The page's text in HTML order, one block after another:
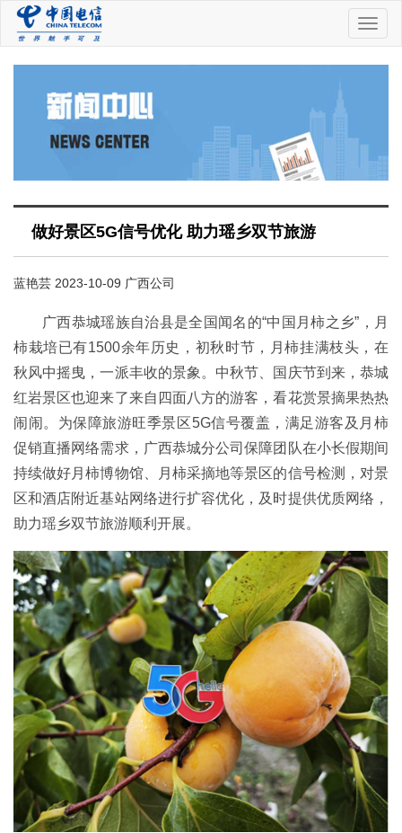
中
国
做好景区5G信号优化 助力瑶乡双节旅游
蓝艳芸 2023-10-09 广西公司
广西恭城瑶族自治县是全国闻名的“中国月柿之乡”，月
柿栽培已有1500余年历史，初秋时节，月柿挂满枝头，在
秋风中摇曳，一派丰收的景象。中秋节、国庆节到来，恭城
红岩景区也迎来了来自四面八方的游客，看花赏景摘果热热
闹闹。为保障旅游旺季景区5G信号覆盖，满足游客及月柿
促销直播网络需求，广西恭城分公司保障团队在小长假期间
持续做好月柿博物馆、月柿采摘地等景区的信号检测，对景
区和酒店附近基站网络进行扩容优化，及时提供优质网络，
助力瑶乡双节旅游顺利开展。